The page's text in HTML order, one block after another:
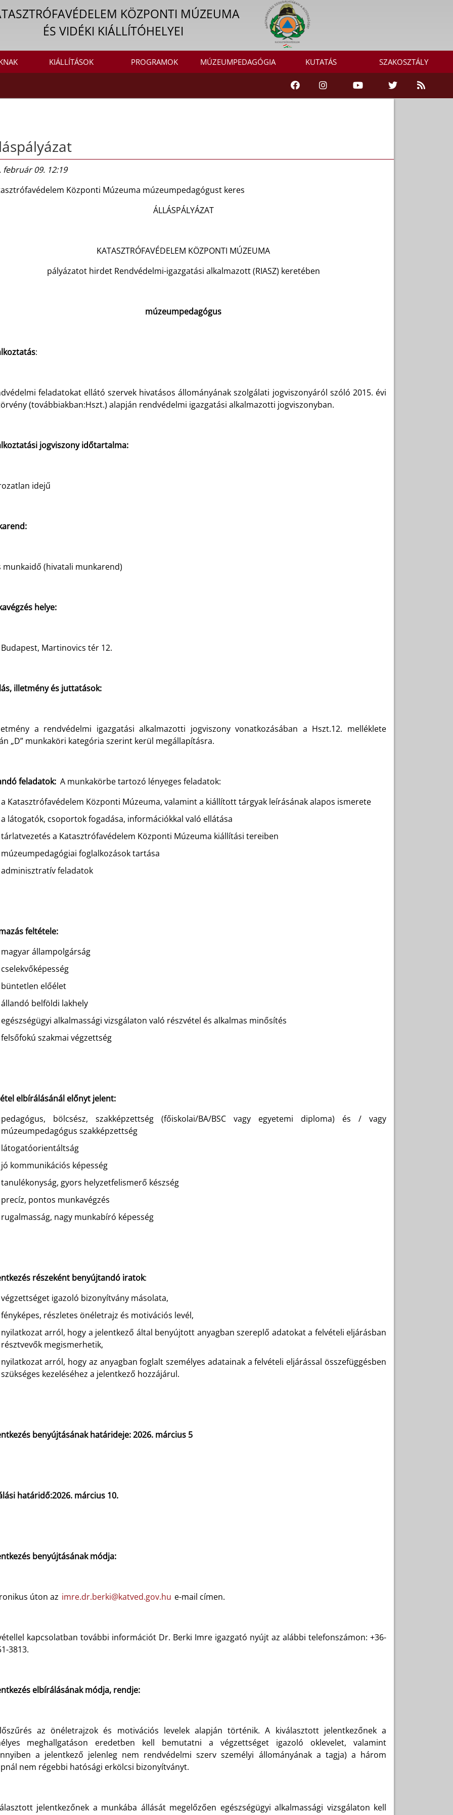
KÖZPONTI MÚZEUMA
ÉS VIDÉKI KIÁLLÍTÓHELYEI
KIÁLLÍTÁSOK PROGRAMOK MÚZEUMPEDAGÓGIA KUTATÁS SZAKOSZTÁLY
február 09. 12:19
Központi Múzeuma múzeumpedagógust keres
ÁLLÁSPÁLYÁZAT
KATASZTRÓFAVÉDELEM KÖZPONTI MÚZEUMA
pályázatot hirdet Rendvédelmi-igazgatási alkalmazott (RIASZ) keretében
múzeumpedagógus
:
feladatokat ellátó szervek hivatásos állományának szolgálati jogviszonyáról szóló 2015. évi
(továbbiakban:Hszt.) alapján rendvédelmi igazgatási alkalmazotti jogviszonyban.
jogviszony időtartalma:
idejű
munkaidő (hivatali munkarend)
helye:
Martinovics tér 12.
illetmény és juttatások:
a rendvédelmi igazgatási alkalmazotti jogviszony vonatkozásában a Hszt.12. melléklete
„D” munkaköri kategória szerint kerül megállapításra.
feladatok:A munkakörbe tartozó lényeges feladatok:
a Katasztrófavédelem Központi Múzeuma, valamint a kiállított tárgyak leírásának alapos ismerete
a látogatók, csoportok fogadása, információkkal való ellátása
tárlatvezetés a Katasztrófavédelem Központi Múzeuma kiállítási tereiben
múzeumpedagógiai foglalkozások tartása
adminisztratív feladatok
feltétele:
magyar állampolgárság
cselekvőképesség
büntetlen előélet
állandó belföldi lakhely
egészségügyi alkalmassági vizsgálaton való részvétel és alkalmas minősítés
felsőfokú szakmai végzettség
elbírálásánál előnyt jelent:
pedagógus, bölcsész, szakképzettség (főiskolai/BA/BSC vagy egyetemi diploma) és / vagy
múzeumpedagógus szakképzettség
látogatóorientáltság
jó kommunikációs képesség
tanulékonyság, gyors helyzetfelismerő készség
precíz, pontos munkavégzés
rugalmasság, nagy munkabíró képesség
részeként benyújtandó iratok:
végzettséget igazoló bizonyítvány másolata,
fényképes, részletes önéletrajz és motivációs levél,
nyilatkozat arról, hogy a jelentkező által benyújtott anyagban szereplő adatokat a felvételi eljárásban
résztvevők megismerhetik,
nyilatkozat arról, hogy az anyagban foglalt személyes adatainak a felvételi eljárással összefüggésben
szükséges kezeléséhez a jelentkező hozzájárul.
benyújtásának határideje: 2026. március 5
határidő:2026. március 10.
benyújtásának módja:
úton az imre.dr.berki@katved.gov.hu e-mail címen.
kapcsolatban további információt Dr. Berki Imre igazgató nyújt az alábbi telefonszámon: +36-
3813.
elbírálásának módja, rendje:
az önéletrajzok és motivációs levelek alapján történik. A kiválasztott jelentkezőnek a
meghallgatáson eredetben kell bemutatni a végzettséget igazoló oklevelet, valamint
a jelentkező jelenleg nem rendvédelmi szerv személyi állományának a tagja) a három
nem régebbi hatósági erkölcsi bizonyítványt.
jelentkezőnek a munkába állását megelőzően egészségügyi alkalmassági vizsgálaton kell